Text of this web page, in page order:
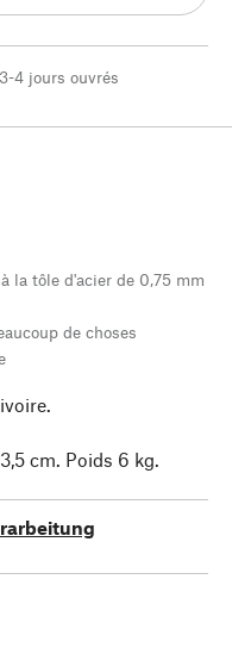
4 jours ouvrés
la tôle d'acier de 0,75 mm
de choses
cm. Poids 6 kg.